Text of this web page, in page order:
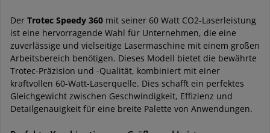
Der Trotec Speedy 360 mit seiner 60 Watt CO2-Laserleistung
ist eine hervorragende Wahl für Unternehmen, die eine
zuverlässige und vielseitige Lasermaschine mit einem großen
Arbeitsbereich benötigen. Dieses Modell bietet die bewährte
Trotec-Präzision und -Qualität, kombiniert mit einer
kraftvollen 60-Watt-Laserquelle. Dies schafft ein perfektes
Gleichgewicht zwischen Geschwindigkeit, Effizienz und
Detailgenauigkeit für eine breite Palette von Anwendungen.